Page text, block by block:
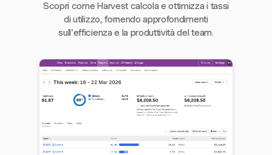
Scopri come Harvest calcola e ottimizza i tassi
di utilizzo, fornendo approfondimenti
sull'efficienza e la produttività del team.